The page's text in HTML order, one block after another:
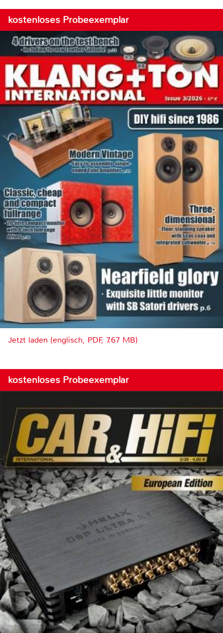
kostenloses Probeexemplar
Jetzt laden (englisch, PDF, 7.67 MB)
kostenloses Probeexemplar